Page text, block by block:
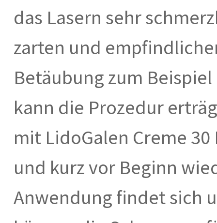
das Lasern sehr
zarten und
Betäubung zum
kann die Prozedur
mit LidoGalen Creme
und kurz vor Beginn
Anwendung findet sich